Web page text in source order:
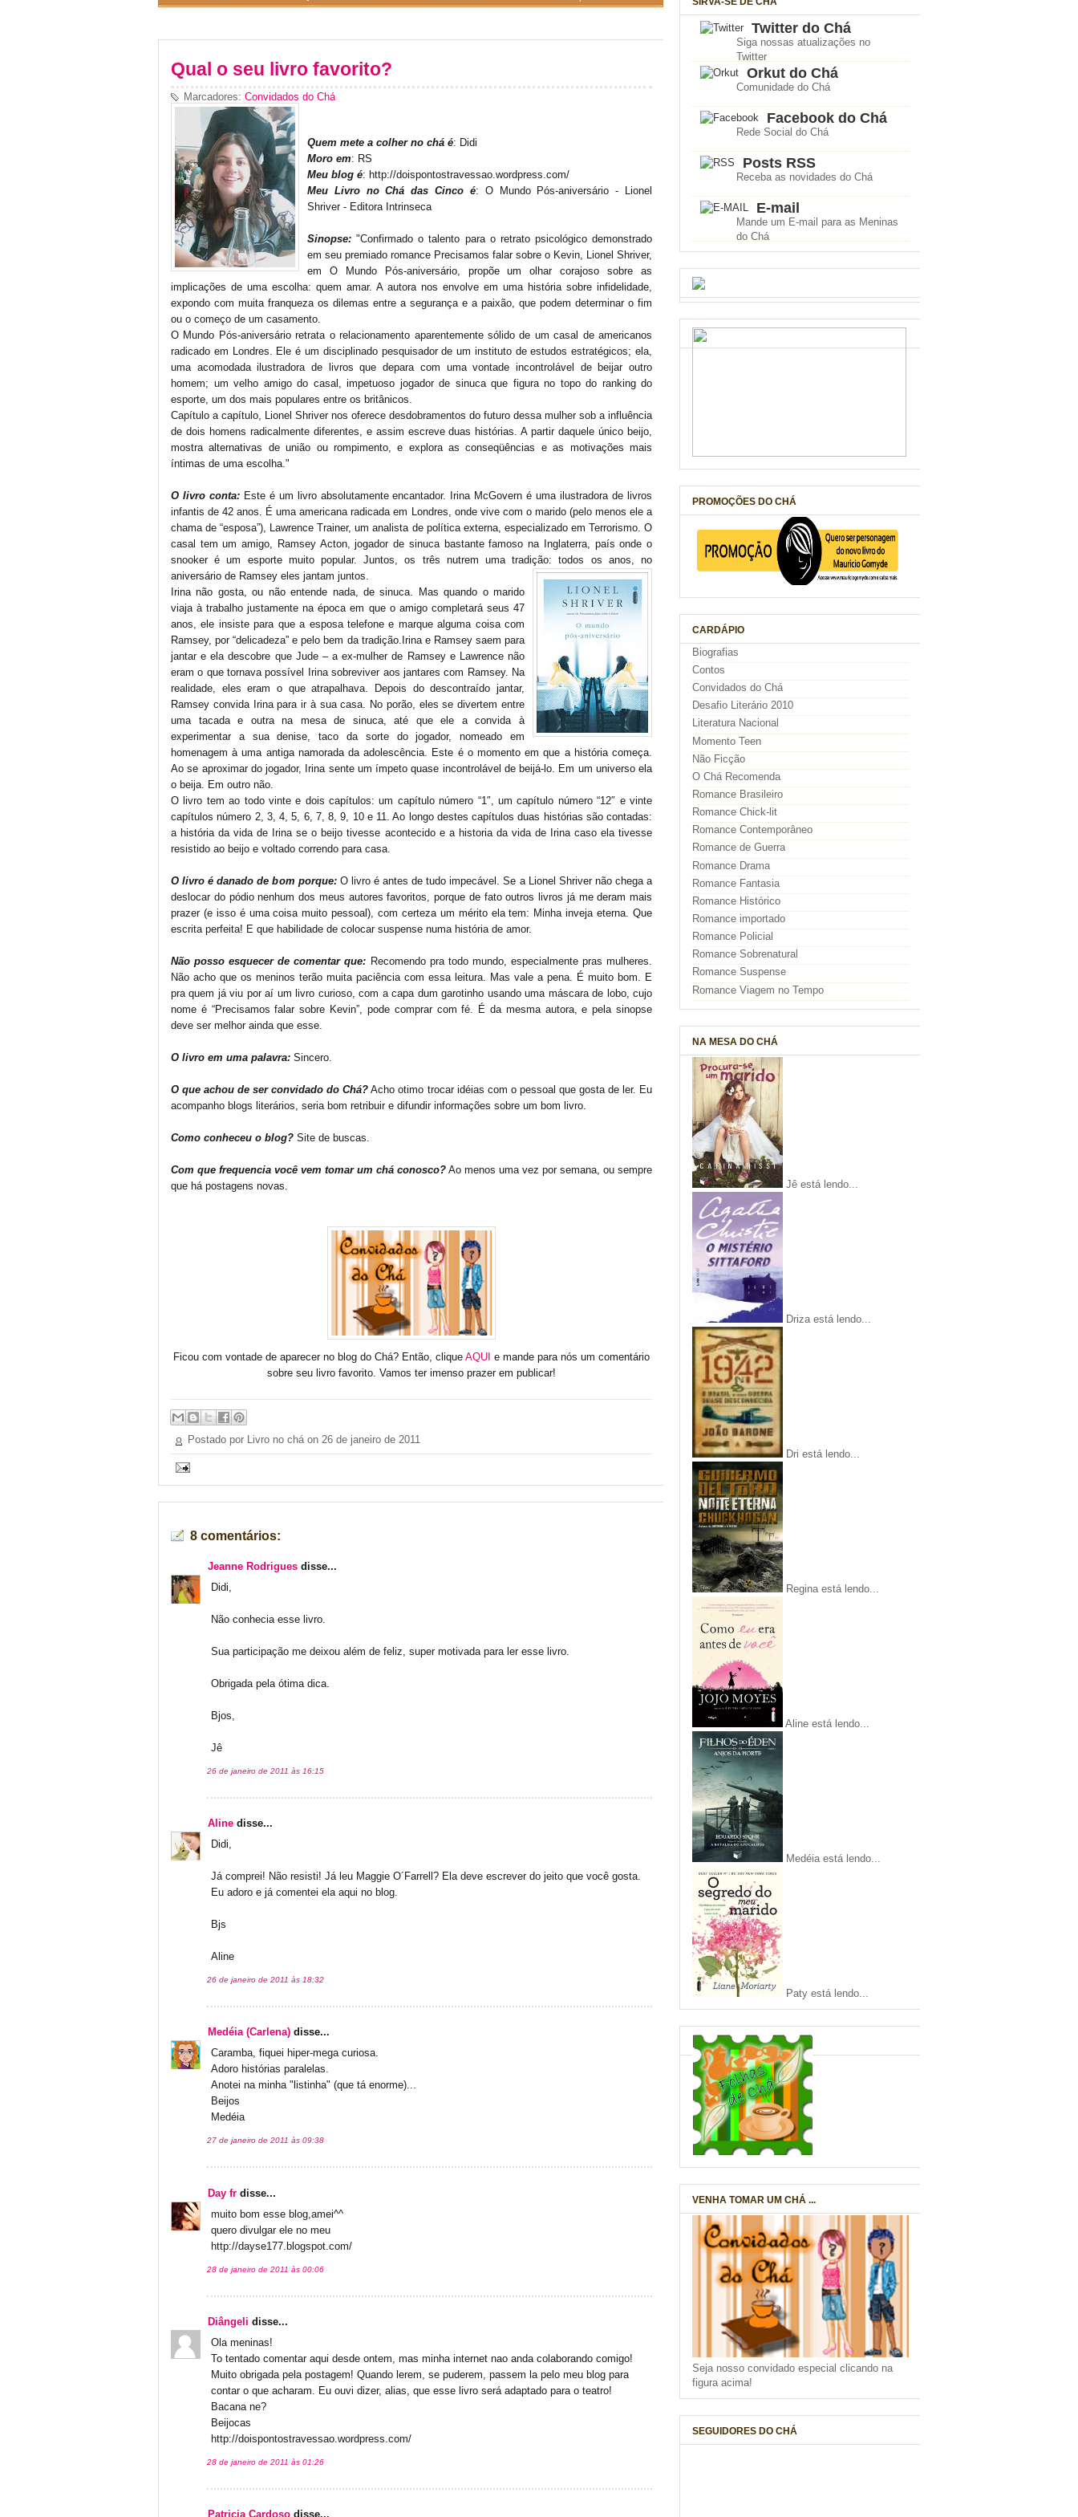
Qual o seu livro favorito?
Marcadores: Convidados do Chá
Quem mete a colher no chá é: Didi
Moro em: RS
Meu blog é: http://doispontostravessao.wordpress.com/
Meu Livro no Chá das Cinco é: O Mundo Pós-aniversário - Lionel
Shriver - Editora Intrinseca
Sinopse: "Confirmado o talento para o retrato psicológico demonstrado
em seu premiado romance Precisamos falar sobre o Kevin, Lionel Shriver,
em O Mundo Pós-aniversário, propõe um olhar corajoso sobre as
implicações de uma escolha: quem amar. A autora nos envolve em uma história sobre infidelidade,
expondo com muita franqueza os dilemas entre a segurança e a paixão, que podem determinar o fim
ou o começo de um casamento.
O Mundo Pós-aniversário retrata o relacionamento aparentemente sólido de um casal de americanos
radicado em Londres. Ele é um disciplinado pesquisador de um instituto de estudos estratégicos; ela,
uma acomodada ilustradora de livros que depara com uma vontade incontrolável de beijar outro
homem; um velho amigo do casal, impetuoso jogador de sinuca que figura no topo do ranking do
esporte, um dos mais populares entre os britânicos.
Capítulo a capítulo, Lionel Shriver nos oferece desdobramentos do futuro dessa mulher sob a influência
de dois homens radicalmente diferentes, e assim escreve duas histórias. A partir daquele único beijo,
mostra alternativas de união ou rompimento, e explora as conseqüências e as motivações mais
íntimas de uma escolha."
O livro conta:Este é um livro absolutamente encantador. Irina McGovern é uma ilustradora de livros
infantis de 42 anos. É uma americana radicada em Londres, onde vive com o marido (pelo menos ele a
chama de “esposa”), Lawrence Trainer, um analista de política externa, especializado em Terrorismo. O
casal tem um amigo, Ramsey Acton, jogador de sinuca bastante famoso na Inglaterra, país onde o
snooker é um esporte muito popular. Juntos, os três nutrem uma tradição: todos os anos, no
aniversário de Ramsey eles jantam juntos.
Irina não gosta, ou não entende nada, de sinuca. Mas quando o marido
viaja à trabalho justamente na época em que o amigo completará seus 47
anos, ele insiste para que a esposa telefone e marque alguma coisa com
Ramsey, por “delicadeza” e pelo bem da tradição.Irina e Ramsey saem para
jantar e ela descobre que Jude – a ex-mulher de Ramsey e Lawrence não
eram o que tornava possível Irina sobreviver aos jantares com Ramsey. Na
realidade, eles eram o que atrapalhava. Depois do descontraído jantar,
Ramsey convida Irina para ir à sua casa. No porão, eles se divertem entre
uma tacada e outra na mesa de sinuca, até que ele a convida à
experimentar a sua denise, taco da sorte do jogador, nomeado em
homenagem à uma antiga namorada da adolescência. Este é o momento em que a história começa.
Ao se aproximar do jogador, Irina sente um ímpeto quase incontrolável de beijá-lo. Em um universo ela
o beija. Em outro não.
O livro tem ao todo vinte e dois capítulos: um capítulo número “1″, um capítulo número “12″ e vinte
capítulos número 2, 3, 4, 5, 6, 7, 8, 9, 10 e 11. Ao longo destes capítulos duas histórias são contadas:
a história da vida de Irina se o beijo tivesse acontecido e a historia da vida de Irina caso ela tivesse
resistido ao beijo e voltado correndo para casa.
O livro é danado de bom porque:O livro é antes de tudo impecável. Se a Lionel Shriver não chega a
deslocar do pódio nenhum dos meus autores favoritos, porque de fato outros livros já me deram mais
prazer (e isso é uma coisa muito pessoal), com certeza um mérito ela tem: Minha inveja eterna. Que
escrita perfeita! E que habilidade de colocar suspense numa história de amor.
Não posso esquecer de comentar que: Recomendo pra todo mundo, especialmente pras mulheres.
Não acho que os meninos terão muita paciência com essa leitura. Mas vale a pena. É muito bom. E
pra quem já viu por aí um livro curioso, com a capa dum garotinho usando uma máscara de lobo, cujo
nome é “Precisamos falar sobre Kevin”, pode comprar com fé. É da mesma autora, e pela sinopse
deve ser melhor ainda que esse.
O livro em uma palavra: Sincero.
O que achou de ser convidado do Chá? Acho otimo trocar idéias com o pessoal que gosta de ler. Eu
acompanho blogs literários, seria bom retribuir e difundir informações sobre um bom livro.
Como conheceu o blog? Site de buscas.
Com que frequencia você vem tomar um chá conosco? Ao menos uma vez por semana, ou sempre
que há postagens novas.
Ficou com vontade de aparecer no blog do Chá? Então, clique AQUI e mande para nós um comentário
sobre seu livro favorito. Vamos ter imenso prazer em publicar!
Postado por Livro no chá on 26 de janeiro de 2011
8 comentários:
Jeanne Rodrigues disse...
Didi,
Não conhecia esse livro.
Sua participação me deixou além de feliz, super motivada para ler esse livro.
Obrigada pela ótima dica.
Bjos,
Jê
26 de janeiro de 2011 às 16:15
Aline disse...
Didi,
Já comprei! Não resisti! Já leu Maggie O´Farrell? Ela deve escrever do jeito que você gosta.
Eu adoro e já comentei ela aqui no blog.
Bjs
Aline
26 de janeiro de 2011 às 18:32
Medéia (Carlena) disse...
Caramba, fiquei hiper-mega curiosa.
Adoro histórias paralelas.
Anotei na minha "listinha" (que tá enorme)...
Beijos
Medéia
27 de janeiro de 2011 às 09:38
Day fr disse...
muito bom esse blog,amei^^
quero divulgar ele no meu
http://dayse177.blogspot.com/
28 de janeiro de 2011 às 00:06
Diângeli disse...
Ola meninas!
To tentado comentar aqui desde ontem, mas minha internet nao anda colaborando comigo!
Muito obrigada pela postagem! Quando lerem, se puderem, passem la pelo meu blog para
contar o que acharam. Eu ouvi dizer, alias, que esse livro será adaptado para o teatro!
Bacana ne?
Beijocas
http://doispontostravessao.wordpress.com/
28 de janeiro de 2011 às 01:26
Patricia Cardoso disse...
Twitter do Chá
Siga nossas atualizações no
Twitter
Orkut do Chá
Comunidade do Chá
Facebook do Chá
Rede Social do Chá
Posts RSS
Receba as novidades do Chá
E-mail
Mande um E-mail para as Meninas
do Chá
PROMOÇÕES DO CHÁ
CARDÁPIO
Biografias
Contos
Convidados do Chá
Desafio Literário 2010
Literatura Nacional
Momento Teen
Não Ficção
O Chá Recomenda
Romance Brasileiro
Romance Chick-lit
Romance Contemporâneo
Romance de Guerra
Romance Drama
Romance Fantasia
Romance Histórico
Romance importado
Romance Policial
Romance Sobrenatural
Romance Suspense
Romance Viagem no Tempo
NA MESA DO CHÁ
Jê está lendo...
Driza está lendo...
Dri está lendo...
Regina está lendo...
Aline está lendo...
Medéia está lendo...
Paty está lendo...
VENHA TOMAR UM CHÁ ...
Seja nosso convidado especial clicando na
figura acima!
SEGUIDORES DO CHÁ